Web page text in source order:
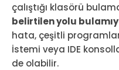
çalıştığı klasörü
belirtilen yolu
hata, çeşitli
İstemi veya IDE
de olabilir.